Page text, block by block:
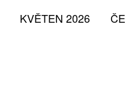
KVĚTEN 2026